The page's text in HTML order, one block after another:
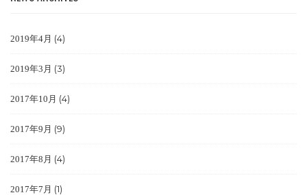
2019年4月 (4)
2019年3月 (3)
2017年10月 (4)
2017年9月 (9)
2017年8月 (4)
2017年7月 (1)